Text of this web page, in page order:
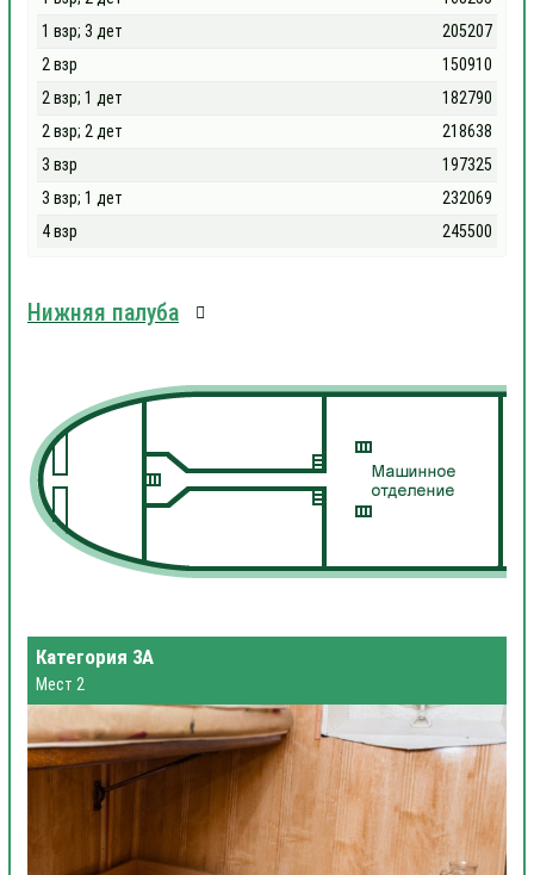
1 взр; 3 дет
205207
2 взр
150910
2 взр; 1 дет
182790
2 взр; 2 дет
218638
3 взр
197325
3 взр; 1 дет
232069
4 взр
245500
Нижняя палуба
Категория 3А
Мест 2